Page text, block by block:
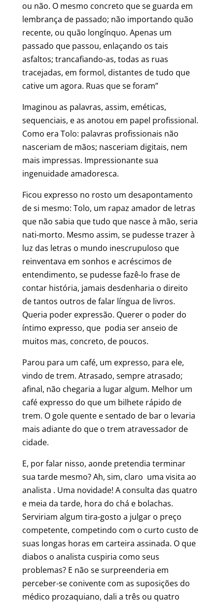
ou não. O mesmo concreto que se guarda em
lembrança de passado; não importando quão
recente, ou quão longínquo. Apenas um
passado que passou, enlaçando os tais
asfaltos; trancafiando-as, todas as ruas
tracejadas, em formol, distantes de tudo que
cative um agora. Ruas que se foram”
Imaginou as palavras, assim, eméticas,
sequenciais, e as anotou em papel profissional.
Como era Tolo: palavras profissionais não
nasceriam de mãos; nasceriam digitais, nem
mais impressas. Impressionante sua
ingenuidade amadoresca.
Ficou expresso no rosto um desapontamento
de si mesmo: Tolo, um rapaz amador de letras
que não sabia que tudo que nasce à mão, seria
nati-morto. Mesmo assim, se pudesse trazer à
luz das letras o mundo inescrupuloso que
reinventava em sonhos e acréscimos de
entendimento, se pudesse fazê-lo frase de
contar história, jamais desdenharia o direito
de tantos outros de falar língua de livros.
Queria poder expressão. Querer o poder do
íntimo expresso, que podia ser anseio de
muitos mas, concreto, de poucos.
Parou para um café, um expresso, para ele,
vindo de trem. Atrasado, sempre atrasado;
afinal, não chegaria a lugar algum. Melhor um
café expresso do que um bilhete rápido de
trem. O gole quente e sentado de bar o levaria
mais adiante do que o trem atravessador de
cidade.
E, por falar nisso, aonde pretendia terminar
sua tarde mesmo? Ah, sim, claro uma visita ao
analista . Uma novidade! A consulta das quatro
e meia da tarde, hora do chá e bolachas.
Serviriam algum tira-gosto a julgar o preço
competente, competindo com o curto custo de
suas longas horas em carteira assinada. O que
diabos o analista cuspiria como seus
problemas? E não se surpreenderia em
perceber-se conivente com as suposições do
médico prozaquiano, dali a três ou quatro